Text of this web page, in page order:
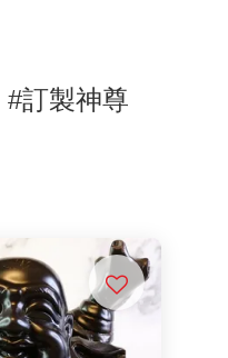
#訂製神尊